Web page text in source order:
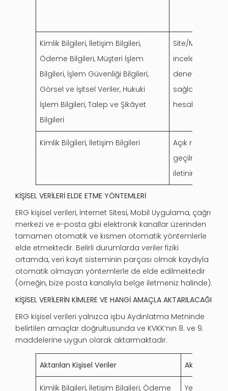
Kimlik Bilgileri, İletişim Bilgileri,
Ödeme Bilgileri, Müşteri İşlem
Bilgileri, İşlem Güvenliği Bilgileri,
Görsel ve İşitsel Veriler, Hukuki
İşlem Bilgileri, Talep ve Şikâyet
Bilgileri
Site/Mobil
incelenmesi ve
deneyiminin
sağlanması
hesabınıza
Kimlik Bilgileri, İletişim Bilgileri
Açık
geçilmesi
iletinin
KİŞİSEL VERİLERİ ELDE ETME YÖNTEMLERİ
ERG kişisel verileri, İnternet Sitesi, Mobil Uygulama, çağrı
merkezi ve e-posta gibi elektronik kanallar üzerinden
tamamen otomatik ve kısmen otomatik yöntemlerle
elde etmektedir. Belirli durumlarda veriler fiziki
ortamda, veri kayıt sisteminin parçası olmak kaydıyla
otomatik olmayan yöntemlerle de elde edilmektedir
(örneğin, bize posta kanalıyla belge iletmeniz halinde).
KİŞİSEL VERİLERİN KİMLERE VE HANGİ AMAÇLA AKTARILACAĞI
ERG kişisel verileri yalnızca işbu Aydınlatma Metninde
belirtilen amaçlar doğrultusunda ve KVKK’nın 8. ve 9.
maddelerine uygun olarak aktarmaktadır.
Aktarılan Kişisel Veriler Aktarımın
Kimlik Bilgileri, İletişim Bilgileri, Ödeme Yetkili kişi,